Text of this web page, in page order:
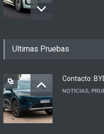
ciudades
NOTICIAS 4
Ultimas Pruebas
Contacto:
NOTICIAS,